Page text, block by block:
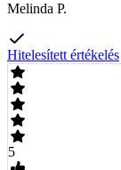
Melinda P.
Hitelesített értékelés
5